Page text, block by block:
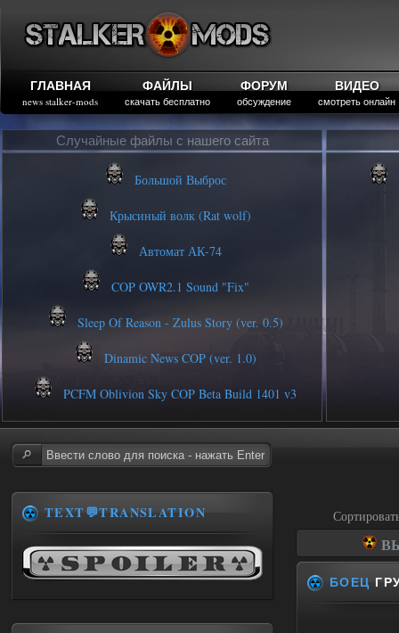
ГЛАВНАЯ
news stalker-mods
ФАЙЛЫ
скачать бесплатно
ФОРУМ
обсуждение
ВИДЕО
смотреть онлайн
Случайные файлы с нашего сайта
Большой Выброс
Крысиный волк (Rat wolf)
Автомат АК-74
COP OWR2.1 Sound "Fix"
Sleep Of Reason - Zulus Story (ver. 0.5)
Dinamic News COP (ver. 1.0)
PCFM Oblivion Sky COP Beta Build 1401 v3
БОЕЦ
TEXT💬TRANSLATION